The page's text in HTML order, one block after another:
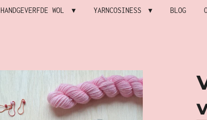
HANDGEVERFDE WOL YARNCOSINESS BLOG